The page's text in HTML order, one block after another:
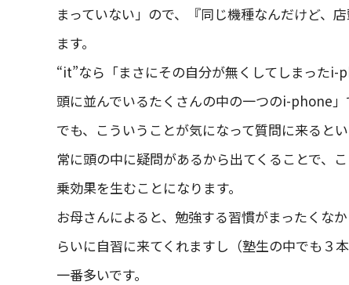
まっていない」ので、『同じ機種なんだけど、
ます。
“it”なら「まさにその自分が無くしてしまった
頭に並んでいるたくさんの中の一つのi-phone」
でも、こういうことが気になって質問に来ると
常に頭の中に疑問があるから出てくることで、
乗効果を生むことになります。
お母さんによると、勉強する習慣がまったくな
らいに自習に来てくれますし（塾生の中でも３
一番多いです。